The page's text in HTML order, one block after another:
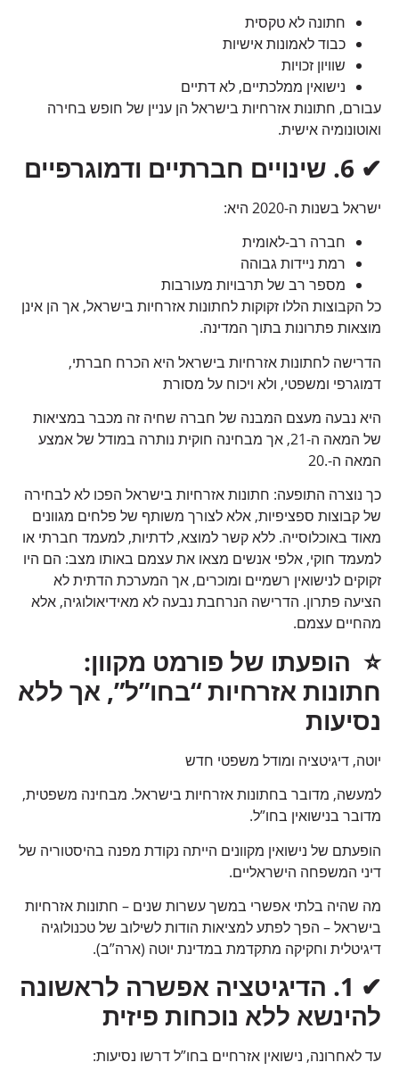
חתונה לא טקסית
כבוד לאמונות אישיות
שוויון זכויות
נישואין ממלכתיים, לא דתיים
עבורם, חתונות אזרחיות בישראל הן עניין של חופש בחירה
ואוטונומיה אישית.
✔
6. שינויים חברתיים ודמוגרפיים
ישראל בשנות ה-2020 היא:
חברה רב-לאומית
רמת ניידות גבוהה
מספר רב של תרבויות מעורבות
כל הקבוצות הללו זקוקות לחתונות אזרחיות בישראל, אך הן אינן
מוצאות פתרונות בתוך המדינה.
הדרישה לחתונות אזרחיות בישראל היא הכרח חברתי,
דמוגרפי ומשפטי, ולא ויכוח על מסורת
היא נבעה מעצם המבנה של חברה שחיה זה מכבר במציאות
של המאה ה-21, אך מבחינה חוקית נותרה במודל של אמצע
המאה ה-.20
כך נוצרה התופעה: חתונות אזרחיות בישראל הפכו לא לבחירה
של קבוצות ספציפיות, אלא לצורך משותף של פלחים מגוונים
מאוד באוכלוסייה. ללא קשר למוצא, לדתיות, למעמד חברתי או
למעמד חוקי, אלפי אנשים מצאו את עצמם באותו מצב: הם היו
זקוקים לנישואין רשמיים ומוכרים, אך המערכת הדתית לא
הציעה פתרון. הדרישה הנרחבת נבעה לא מאידיאולוגיה, אלא
מהחיים עצמם.
⭐
הופעתו של פורמט מקוון:
חתונות אזרחיות “בחו”ל”, אך ללא
נסיעות
יוטה, דיגיטציה ומודל משפטי חדש
למעשה, מדובר בחתונות אזרחיות בישראל. מבחינה משפטית,
מדובר בנישואין בחו”ל.
הופעתם של נישואין מקוונים הייתה נקודת מפנה בהיסטוריה של
דיני המשפחה הישראליים.
מה שהיה בלתי אפשרי במשך עשרות שנים – חתונות אזרחיות
בישראל – הפך לפתע למציאות הודות לשילוב של טכנולוגיה
דיגיטלית וחקיקה מתקדמת במדינת יוטה (ארה”ב).
✔
1.
הדיגיטציה אפשרה לראשונה
להינשא ללא נוכחות פיזית
עד לאחרונה, נישואין אזרחיים בחו”ל דרשו נסיעות: